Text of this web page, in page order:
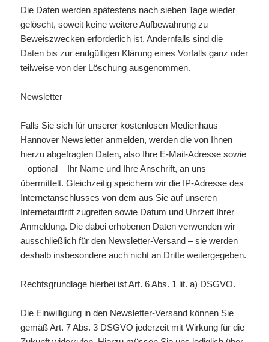
Die Daten werden spätestens nach sieben Tage wieder
gelöscht, soweit keine weitere Aufbewahrung zu
Beweiszwecken erforderlich ist. Andernfalls sind die
Daten bis zur endgültigen Klärung eines Vorfalls ganz oder
teilweise von der Löschung ausgenommen.
Newsletter
Falls Sie sich für unserer kostenlosen Medienhaus
Hannover Newsletter anmelden, werden die von Ihnen
hierzu abgefragten Daten, also Ihre E-Mail-Adresse sowie
– optional – Ihr Name und Ihre Anschrift, an uns
übermittelt. Gleichzeitig speichern wir die IP-Adresse des
Internetanschlusses von dem aus Sie auf unseren
Internetauftritt zugreifen sowie Datum und Uhrzeit Ihrer
Anmeldung. Die dabei erhobenen Daten verwenden wir
ausschließlich für den Newsletter-Versand – sie werden
deshalb insbesondere auch nicht an Dritte weitergegeben.
Rechtsgrundlage hierbei ist Art. 6 Abs. 1 lit. a) DSGVO.
Die Einwilligung in den Newsletter-Versand können Sie
gemäß Art. 7 Abs. 3 DSGVO jederzeit mit Wirkung für die